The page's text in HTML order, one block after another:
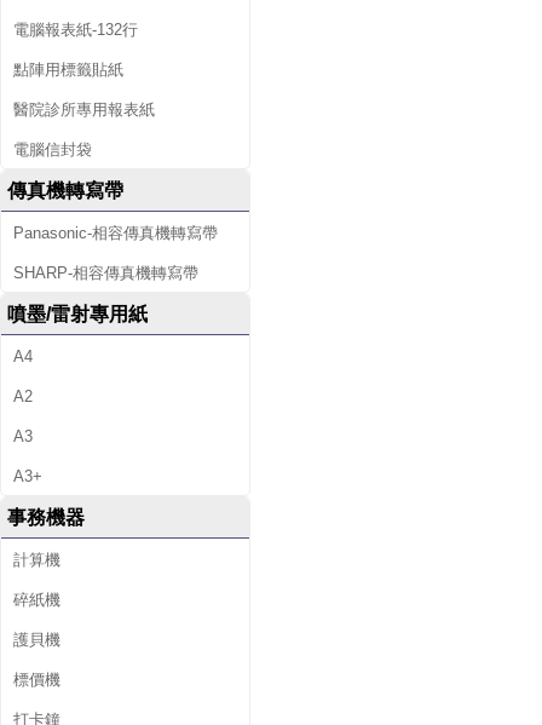
電腦報表紙-132行
點陣用標籤貼紙
醫院診所專用報表紙
電腦信封袋
傳真機轉寫帶
Panasonic-相容傳真機轉寫帶
SHARP-相容傳真機轉寫帶
噴墨/雷射專用紙
A4
A2
A3
A3+
事務機器
計算機
碎紙機
護貝機
標價機
打卡鐘